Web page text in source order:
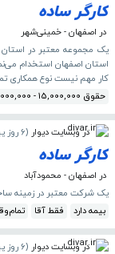
کارگر ساده
در اصفهان - خمینی‌شهر
یک مجموعه معتبر در
استان اصفهان استخدام
کار مهم نیست نوع همکاری
حقوق 15,000,000 - 20,000,000 تومان
در وبسایت دیوار (6 روز پیش
کارگر ساده
در اصفهان - محمودآباد
یک شرکت معتبر در زمینه
بیمه دارد
فقط آقا
در وبسایت دیوار (6 روز پیش